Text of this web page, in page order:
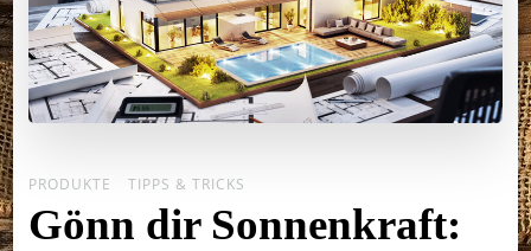
PRODUKTE TIPPS & TRICKS
Gönn dir Sonnenkraft: